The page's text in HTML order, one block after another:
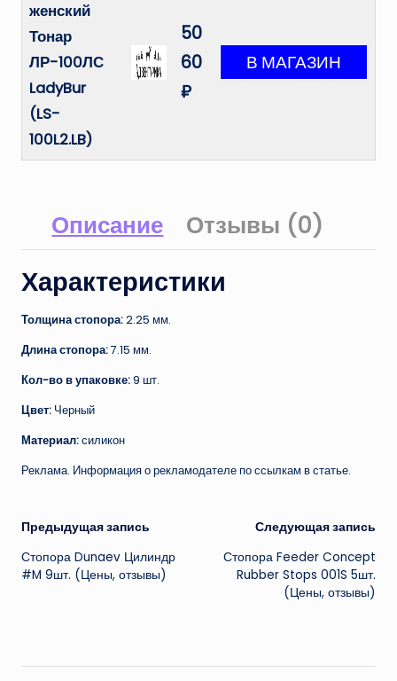
женский
Тонар
ЛР-100ЛС
LadyBur
(LS-
100L2.LB)
50
60
₽
Описание Отзывы (0)
Характеристики
Толщина стопора:2.25 мм.
Длина стопора:7.15 мм.
Кол-во в упаковке:9 шт.
Цвет: Черный
Материал:силикон
Реклама. Информация о рекламодателе по ссылкам в статье.
Навигация
записи
Предыдущая запись
Стопора Dunaev Цилиндр
#M 9шт. (Цены, отзывы)
Следующая запись
Стопора Feeder Concept
Rubber Stops 001S 5шт.
(Цены, отзывы)